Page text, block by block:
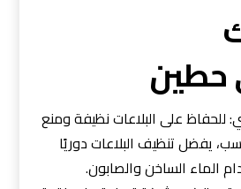
للحفاظ على البلاعات نظيفة ومنع
يفضل تنظيف البلاعات دوريًا
الماء الساخن والصابون.